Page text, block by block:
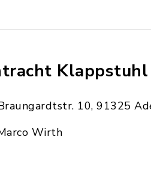
Klappstuhl
10, 91325
Wirth